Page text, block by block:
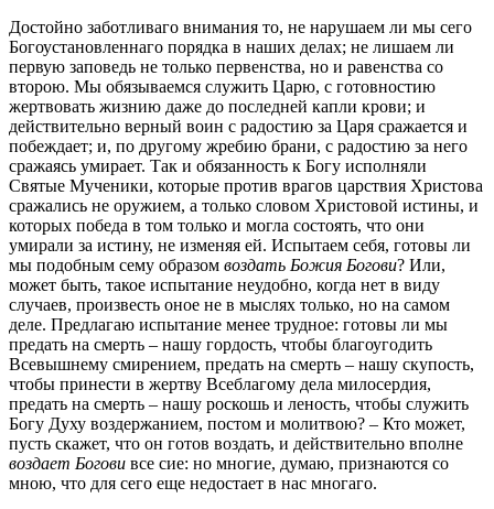
Достойно заботливаго внимания то, не нарушаем ли мы сего
Богоустановленнаго порядка в наших делах; не лишаем ли
первую заповедь не только первенства, но и равенства со
второю. Мы обязываемся служить Царю, с готовностию
жертвовать жизнию даже до последней капли крови; и
действительно верный воин с радостию за Царя сражается и
побеждает; и, по другому жребию брани, с радостию за него
сражаясь умирает. Так и обязанность к Богу исполняли
Святые Мученики, которые против врагов царствия Христова
сражались не оружием, а только словом Христовой истины, и
которых победа в том только и могла состоять, что они
умирали за истину, не изменяя ей. Испытаем себя, готовы ли
мы подобным сему образом воздать Божия Богови? Или,
может быть, такое испытание неудобно, когда нет в виду
случаев, произвесть оное не в мыслях только, но на самом
деле. Предлагаю испытание менее трудное: готовы ли мы
предать на смерть – нашу гордость, чтобы благоугодить
Всевышнему смирением, предать на смерть – нашу скупость,
чтобы принести в жертву Всеблагому дела милосердия,
предать на смерть – нашу роскошь и леность, чтобы служить
Богу Духу воздержанием, постом и молитвою? – Кто может,
пусть скажет, что он готов воздать, и действительно вполне
воздает Богови все сие: но многие, думаю, признаются со
мною, что для сего еще недостает в нас многаго.